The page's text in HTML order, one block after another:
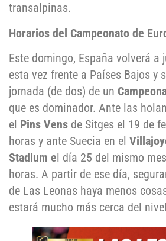
transalpinas.
Horarios del Campeonato de
Este domingo, España volverá a
esta vez frente a Países Bajos y
jornada (de dos) de un
que es dominador. Ante las
el Pins Vens de Sitges el 19 de
horas y ante Suecia en el
Stadium el día 25 del mismo
horas. A partir de ese día,
de Las Leonas haya menos
estará mucho más cerca del